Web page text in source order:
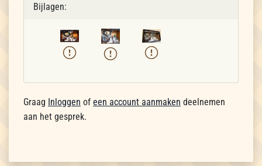
Bijlagen:
Graag Inloggen of een account aanmaken deelnemen
aan het gesprek.